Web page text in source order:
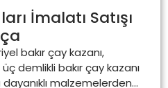
İmalatı Satışı
bakır çay kazanı,
demlikli bakır çay kazanı
malzemelerden...